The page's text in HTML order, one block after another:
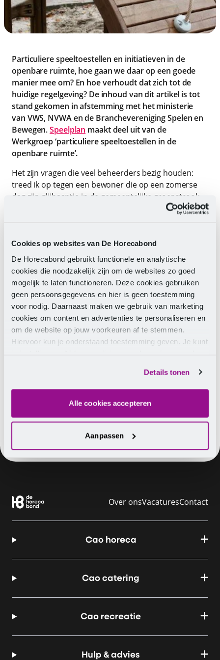
Cookies op websites van De Horecabond
De Horecabond gebruikt functionele en analytische
cookies die noodzakelijk zijn om de websites zo goed
mogelijk te laten functioneren. Deze cookies gebruiken
geen persoonsgegevens en hier is geen toestemming
voor nodig. Daarnaast maken we gebruik van marketing
cookies om content en advertenties te personaliseren en
om de website op jouw voorkeuren af te stemmen.
Hiervoor kun je onderstaand toestemming geven. Je kunt
Details tonen
Alle cookies accepteren
Aanpassen
Particuliere speeltoestellen en initiatieven in de
openbare ruimte, hoe gaan we daar op een goede
manier mee om? En hoe verhoudt dat zich tot de
huidige regelgeving? De inhoud van dit artikel is tot
stand gekomen in afstemming met het ministerie
van VWS, NVWA en de Branchevereniging Spelen en
Bewegen.Speelplan maakt deel uit van de
Werkgroep ‘particuliere speeltoestellen in de
openbare ruimte’.
Het zijn vragen die veel beheerders bezig houden:
treed ik op tegen een bewoner die op een zomerse
dag zijn glijbaantje in de gemeentelijke groenstrook
voor het huis zet? Moeten de boomstammen op een
knutselen?
De gemeenten Zwolle, Almere en Rotterdam hebben
het voortouw genomen om in overleg met de
branche, de NVWA en VWS tot een voorstel te komen
waarbij meer ruimte is voor particulier initiatief, met
oog voor veiligheid. Veel gemeenten geven al ruimte
voor het particulier initiatief, vaak op basis van
verschillende interpretaties van de regelgeving. Bij
dezen een update van de voortgang voor een nieuw
Lees meer opPretwerk.nl
Over onsVacaturesContact
Cao horeca
Cao catering
Cao recreatie
Hulp & advies